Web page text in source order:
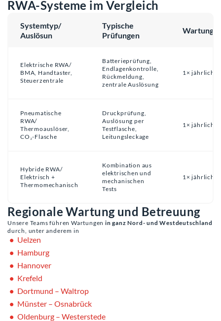
RWA-Systeme im Vergleich
Systemtyp/
Auslösun
Typische
Prüfungen
Elektrische RWA/
BMA, Handtaster,
Steuerzentrale
Batterieprüfung,
Endlagenkontrolle,
Rückmeldung,
zentrale Auslösung
1× jährlich
Pneumatische
RWA/
Thermoauslöser,
CO₂-Flasche
Druckprüfung,
Auslösung per
Testflasche,
Leitungsleckage
1× jährlich
Hybride RWA/
Elektrisch +
Thermomechanisch
Kombination aus
elektrischen und
mechanischen
Tests
1× jährlich
Regionale Wartung und Betreuung
Unsere Teams führen Wartungen in ganz Nord- und Westdeutschland
durch, unter anderem in
Uelzen
Hamburg
Hannover
Krefeld
Dortmund – Waltrop
Münster – Osnabrück
Oldenburg – Westerstede